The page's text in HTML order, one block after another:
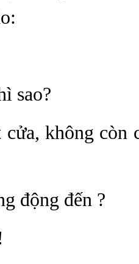
sao?
không còn
động đến ?